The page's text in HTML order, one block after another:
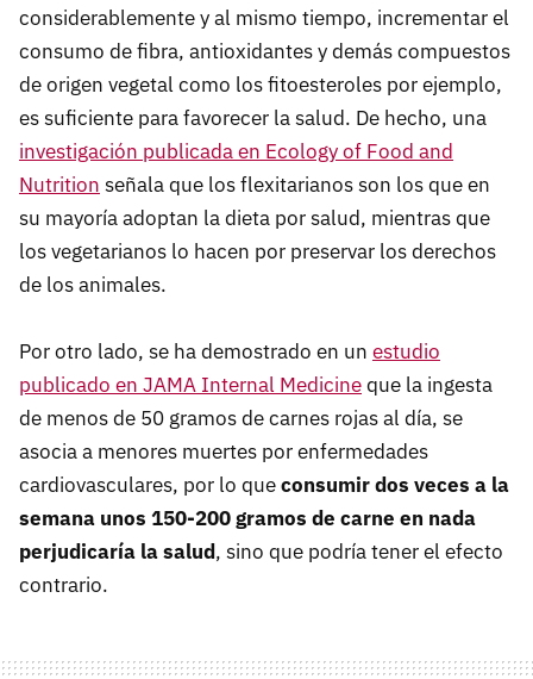
considerablemente y al mismo tiempo, incrementar el
consumo de fibra, antioxidantes y demás compuestos
de origen vegetal como los fitoesteroles por ejemplo,
es suficiente para favorecer la salud. De hecho, una
investigación publicada en Ecology of Food and
Nutrition señala que los flexitarianos son los que en
su mayoría adoptan la dieta por salud, mientras que
los vegetarianos lo hacen por preservar los derechos
de los animales.
Por otro lado, se ha demostrado en un estudio
publicado en JAMA Internal Medicineque la ingesta
de menos de 50 gramos de carnes rojas al día, se
asocia a menores muertes por enfermedades
cardiovasculares, por lo queconsumir dos veces a la
semana unos 150-200 gramos de carne en nada
perjudicaría la salud, sino que podría tener el efecto
contrario.